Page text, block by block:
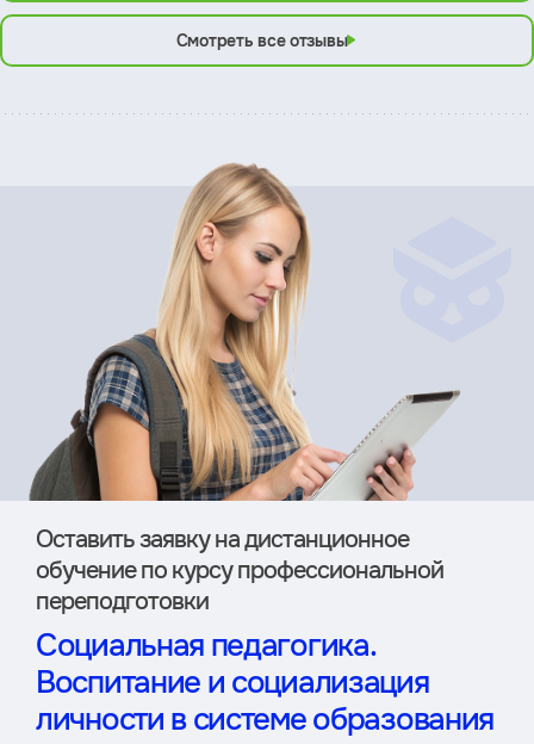
Смотреть все отзывы
Оставить заявку на дистан­ционное
обучение по курсу профессиональной
переподготовки
Социальная педагогика.
Воспитание и социализация
личности в системе образования